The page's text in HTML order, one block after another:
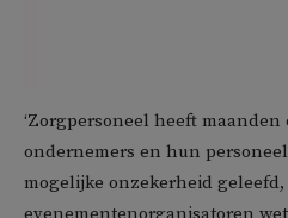
‘Zorgpersoneel heeft
ondernemers en hun
mogelijke onzekerheid geleefd,